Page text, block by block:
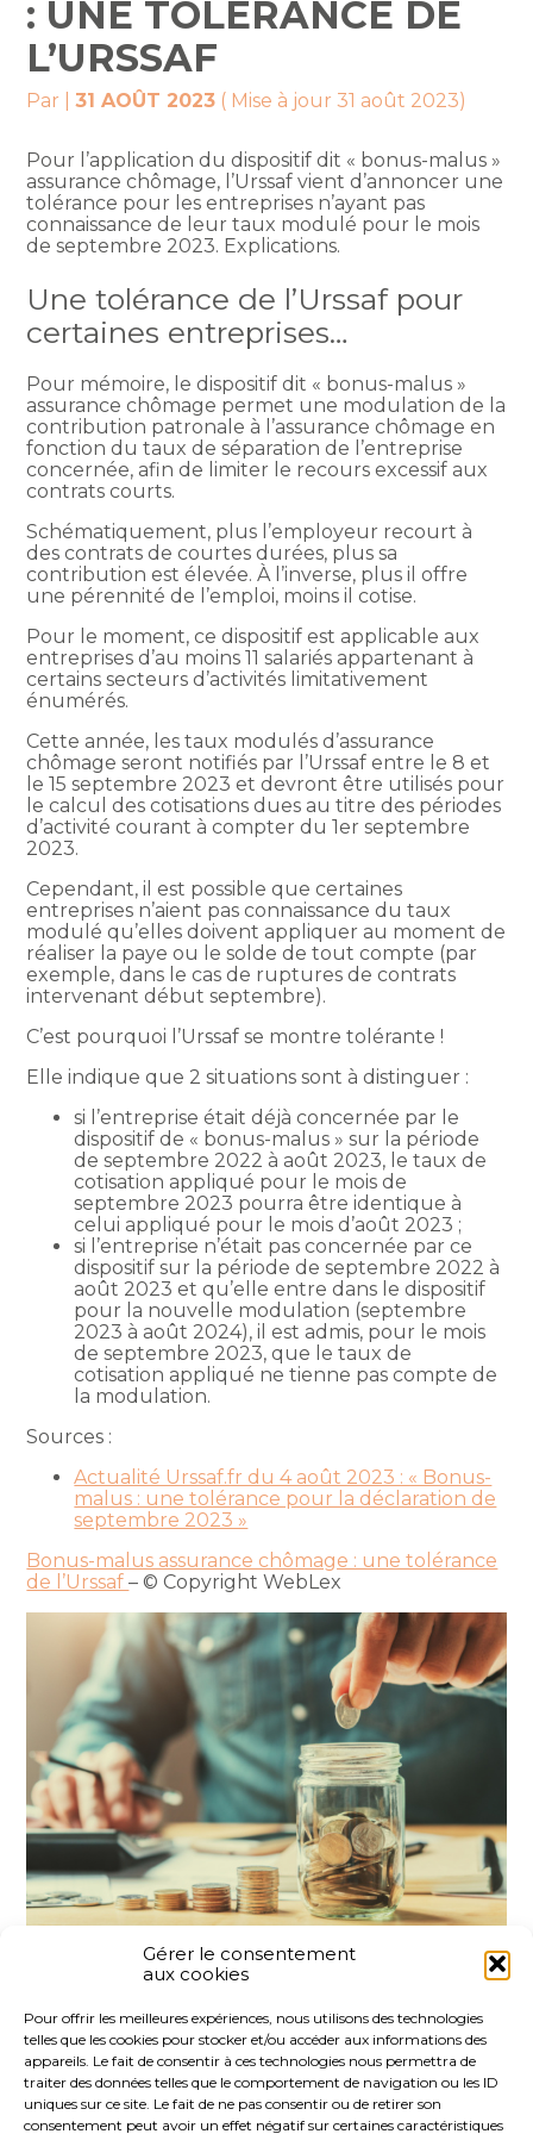
Gérer le consentement
aux cookies
Pour offrir les meilleures expériences, nous utilisons des technologies
telles que les cookies pour stocker et/ou accéder aux informations des
appareils. Le fait de consentir à ces technologies nous permettra de
traiter des données telles que le comportement de navigation ou les ID
uniques sur ce site. Le fait de ne pas consentir ou de retirer son
consentement peut avoir un effet négatif sur certaines caractéristiques
: UNE TOLÉRANCE DE
L’URSSAF
Par |31 AOÛT 2023 ( Mise à jour 31 août 2023)
Pour l’application du dispositif dit « bonus-malus »
assurance chômage, l’Urssaf vient d’annoncer une
tolérance pour les entreprises n’ayant pas
connaissance de leur taux modulé pour le mois
de septembre 2023. Explications.
Une tolérance de l’Urssaf pour
certaines entreprises…
Pour mémoire, le dispositif dit « bonus-malus »
assurance chômage permet une modulation de la
contribution patronale à l’assurance chômage en
fonction du taux de séparation de l’entreprise
concernée, afin de limiter le recours excessif aux
contrats courts.
Schématiquement, plus l’employeur recourt à
des contrats de courtes durées, plus sa
contribution est élevée. À l’inverse, plus il offre
une pérennité de l’emploi, moins il cotise.
Pour le moment, ce dispositif est applicable aux
entreprises d’au moins 11 salariés appartenant à
certains secteurs d’activités limitativement
énumérés.
Cette année, les taux modulés d’assurance
chômage seront notifiés par l’Urssaf entre le 8 et
le 15 septembre 2023 et devront être utilisés pour
le calcul des cotisations dues au titre des périodes
d’activité courant à compter du 1er septembre
2023.
Cependant, il est possible que certaines
entreprises n’aient pas connaissance du taux
modulé qu’elles doivent appliquer au moment de
réaliser la paye ou le solde de tout compte (par
exemple, dans le cas de ruptures de contrats
intervenant début septembre).
C’est pourquoi l’Urssaf se montre tolérante !
Elle indique que 2 situations sont à distinguer :
si l’entreprise était déjà concernée par le
dispositif de « bonus-malus » sur la période
de septembre 2022 à août 2023, le taux de
cotisation appliqué pour le mois de
septembre 2023 pourra être identique à
celui appliqué pour le mois d’août 2023 ;
si l’entreprise n’était pas concernée par ce
dispositif sur la période de septembre 2022 à
août 2023 et qu’elle entre dans le dispositif
pour la nouvelle modulation (septembre
2023 à août 2024), il est admis, pour le mois
de septembre 2023, que le taux de
cotisation appliqué ne tienne pas compte de
la modulation.
Sources :
Actualité Urssaf.fr du 4 août 2023 : « Bonus-
malus : une tolérance pour la déclaration de
septembre 2023 »
Bonus-malus assurance chômage : une tolérance
de l’Urssaf– © Copyright WebLex
FaceBook
TwitterLinkedIn